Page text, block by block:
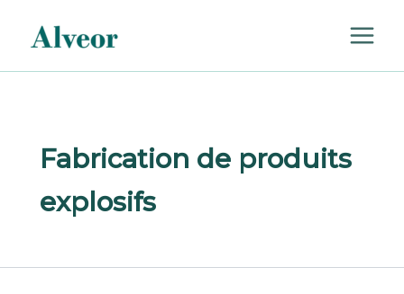
contenu
Fabrication de produits
explosifs